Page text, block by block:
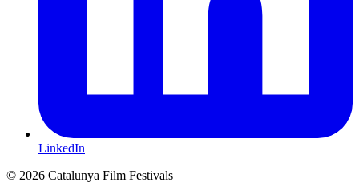
LinkedIn
© 2026 Catalunya Film Festivals